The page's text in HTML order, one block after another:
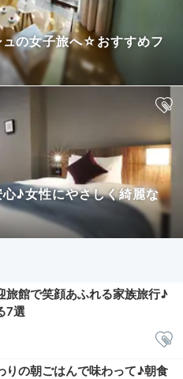
の女子旅へ☆おすすめフ
心♪女性にやさしく綺麗な
旅館で笑顔あふれる家族旅行♪
7選
りの朝ごはんで味わって♪朝食